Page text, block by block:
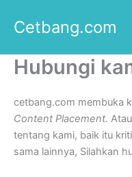
Cetbang.com
Hubungi
cetbang.com membuka
Content Placement.
tentang kami, baik itu
sama lainnya, Silahkan